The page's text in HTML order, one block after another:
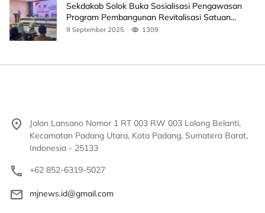
Sekdakab Solok Buka Sosialisasi Pengawasan
Program Pembangunan Revitalisasi Satuan
Pendidikan
9 September 2025 1309
Jalan Lansano Nomor 1 RT 003 RW 003 Lolong Belanti,
Kecamatan Padang Utara, Kota Padang, Sumatera Barat,
Indonesia - 25133
+62 852-6319-5027
mjnews.id@gmail.com